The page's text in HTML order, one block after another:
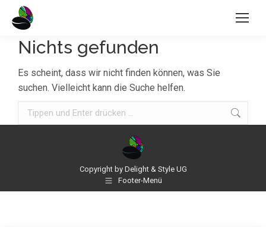
Nichts gefunden
Es scheint, dass wir nicht finden können, was Sie
suchen. Vielleicht kann die Suche helfen.
Search:
Copyright by Delight & Style UG
Footer-Menü